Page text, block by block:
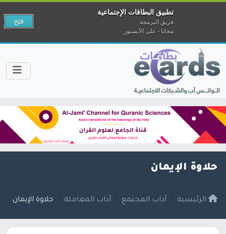
حلاوة الإيمان
الرئيسية آداب المجتمع آداب المعاملة حلاوة الإيمان
تطبيق البطاقات الإجتماعية
فريق البرمجة
مجانا - على الآبستور
فتح